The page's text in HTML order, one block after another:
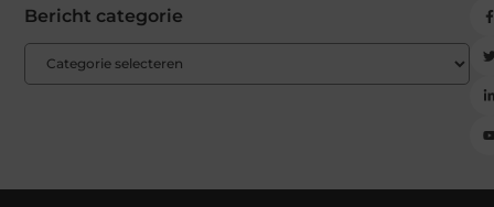
Bericht categorie